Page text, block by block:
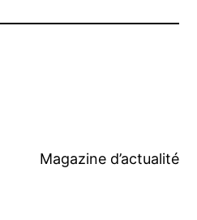
Magazine d’actualité